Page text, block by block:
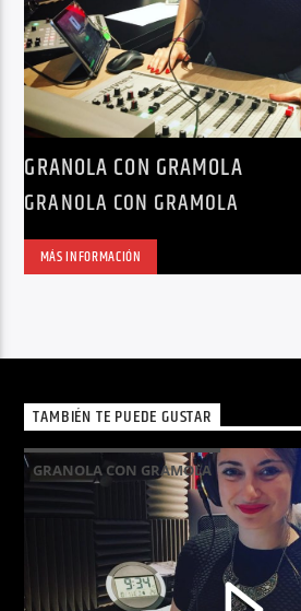
GRANOLA CON GRAMOLA
GRANOLA CON GRAMOLA
MÁS INFORMACIÓN
TAMBIÉN TE PUEDE GUSTAR
GRANOLA CON GRAMOLA